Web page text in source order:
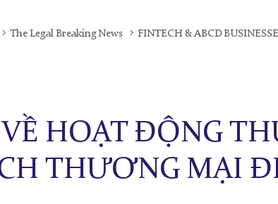
The Legal Breaking News FINTECH & ABCD
HOẠT ĐỘNG
THƯƠNG MẠI